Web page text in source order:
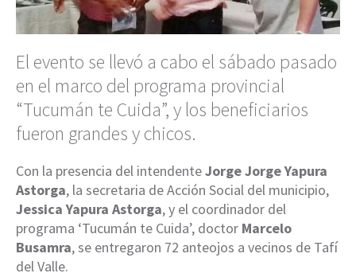
El evento se llevó a cabo el sábado pasado
en el marco del programa provincial
“Tucumán te Cuida”, y los beneficiarios
fueron grandes y chicos.
Con la presencia del intendenteJorge Jorge Yapura
Astorga, la secretaria de Acción Social del municipio,
Jessica Yapura Astorga, y el coordinador del
programa ‘Tucumán te Cuida’, doctor Marcelo
Busamra, se entregaron 72 anteojos a vecinos de Tafí
del Valle.